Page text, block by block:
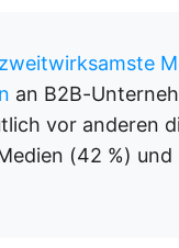
zweitwirksamste
an B2B-
vor anderen
(42 %) und